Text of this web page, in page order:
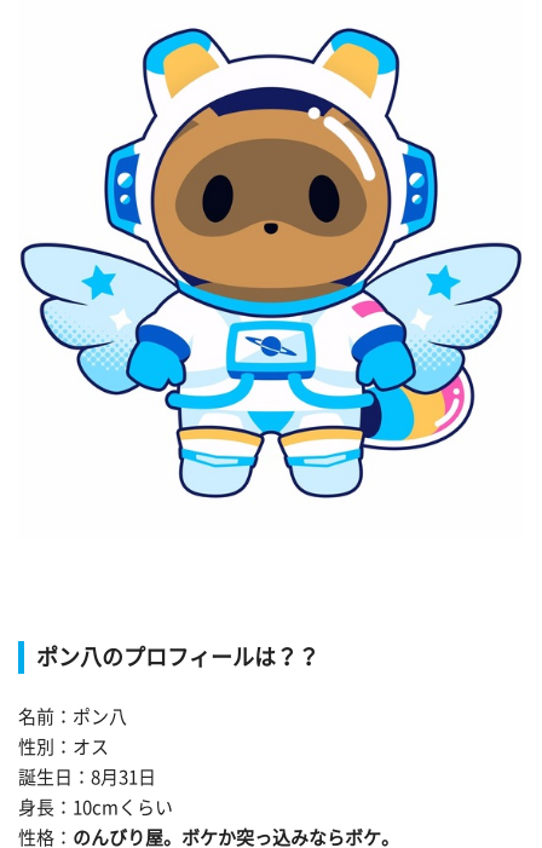
ポン八のプロフィールは？？
名前：ポン八
性別：オス
誕生日：8月31日
身長：10cmくらい
性格： のんびり屋。ボケか突っ込みならボケ。